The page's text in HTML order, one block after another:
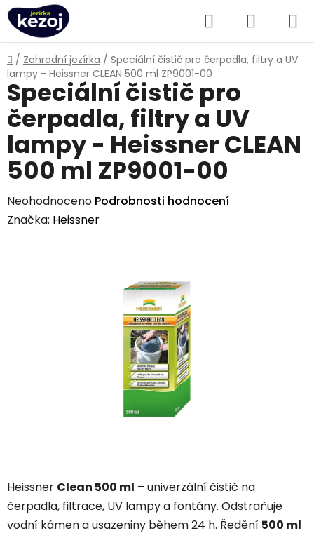
Přejít
na
obsah
Hledat
KOŠÍK
Domů
/ Zahradní jezírka / Speciální čistič pro čerpadla, filtry a UV
lampy - Heissner CLEAN 500 ml ZP9001-00
Heissner Clean 500 ml – univerzální čistič na
čerpadla, filtrace, UV lampy a fontány. Odstraňuje
vodní kámen a usazeniny během 24 h. Ředění 500 ml
Speciální čistič pro
čerpadla, filtry a UV
lampy - Heissner CLEAN
500 ml ZP9001-00
Průměrné
hodnocení
Neohodnoceno Podrobnosti hodnocení
Značka: Heissner